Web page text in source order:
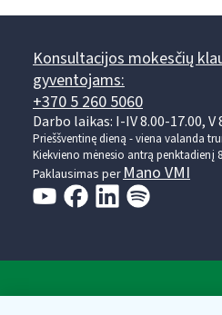
Konsultacijos mokesčių
gyventojams:
+370 5 260 5060
Darbo laikas: I-IV 8.00-17.00, V
Prieššventinę dieną - viena valanda
Kiekvieno mėnesio antrą penktadienį
Paklausimas perMano VMI
Valstybinė mokesčių